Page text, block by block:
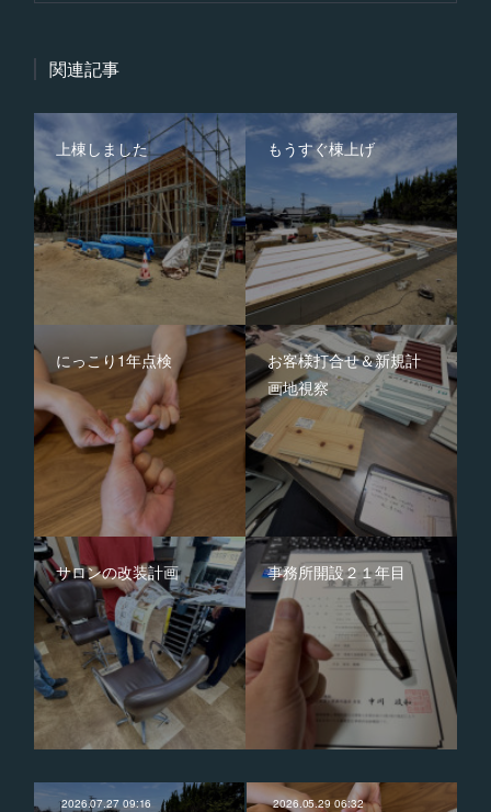
関連記事
上棟しました もうすぐ棟上げ
にっこり1年点検
お客様打合せ＆新規計
画地視察
サロンの改装計画 事務所開設２１年目
2026.07.27 09:16 2026.05.29 06:32